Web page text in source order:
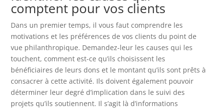
comptent pour vos clients
Dans un premier temps, il vous faut comprendre les
motivations et les préférences de vos clients du point de
vue philanthropique. Demandez-leur les causes qui les
touchent, comment est-ce qu’ils choisissent les
bénéficiaires de leurs dons et le montant qu’ils sont prêts à
consacrer à cette activité. Ils doivent également pouvoir
déterminer leur degré d’implication dans le suivi des
projets qu’ils soutiennent. Il s’agit là d’informations